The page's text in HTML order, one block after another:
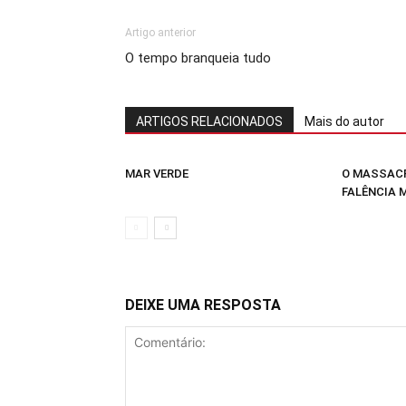
Artigo anterior
O tempo branqueia tudo
ARTIGOS RELACIONADOS Mais do autor
MAR VERDE
O
FALÊNCIA
DEIXE UMA RESPOSTA